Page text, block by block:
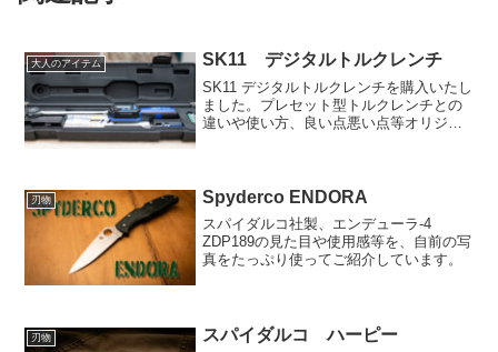
大人のアイテム SK11 デジタルトルクレンチ
SK11 デジタルトルクレンチを購入いたし
ました。プレセット型トルクレンチとの
違いや使い方、良い点悪い点等オリジナ
刃物 Spyderco ENDORA
スパイダルコ社製、エンデューラ-4
ZDP189の見た目や使用感等を、自前の写
真をたっぷり使ってご紹介しています。
刃物 スパイダルコ ハーピー